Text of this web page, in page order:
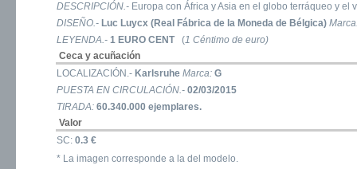
DESCRIPCIÓN.- Europa con África y Asia en el globo terráqueo y el
DISEÑO.- Luc Luycx (Real Fábrica de la Moneda de Bélgica)
LEYENDA.- 1 EURO CENT(1 Céntimo de euro)
Ceca y acuñación
LOCALIZACIÓN.- Karlsruhe Marca: G
PUESTA EN CIRCULACIÓN.- 02/03/2015
TIRADA: 60.340.000 ejemplares.
Valor
SC: 0.3 €
* La imagen corresponde a la del modelo.